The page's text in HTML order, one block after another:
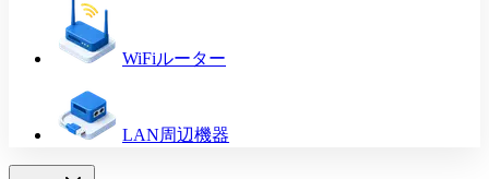
WiFiルーター
LAN周辺機器